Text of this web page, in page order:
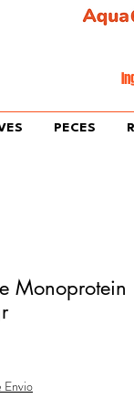
PECES
Monoprotein
Envio